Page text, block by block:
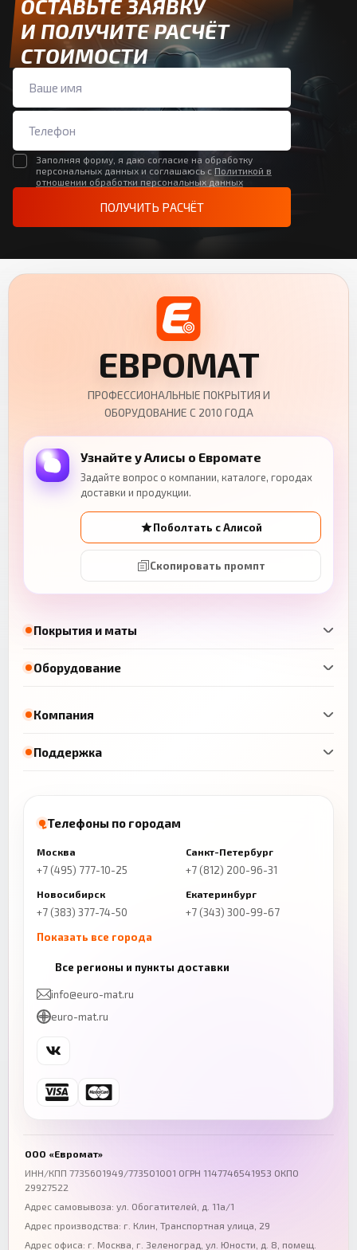
ОСТАВЬТЕ ЗАЯВКУ
И ПОЛУЧИТЕ РАСЧЁТ
СТОИМОСТИ
Заполняя форму, я даю согласие на обработку
персональных данных и соглашаюсь с Политикой в
отношении обработки персональных данных
ПОЛУЧИТЬ РАСЧЁТ
Покрытия и маты
Оборудование
ЕВРОМАТ
ПРОФЕССИОНАЛЬНЫЕ ПОКРЫТИЯ И
ОБОРУДОВАНИЕ С 2010 ГОДА
Узнайте у Алисы о Евромате
Задайте вопрос о компании, каталоге, городах
доставки и продукции.
Поболтать с Алисой
Скопировать промпт
Компания
Поддержка
Телефоны по городам
Москва
+7 (495) 777-10-25
Санкт-Петербург
+7 (812) 200-96-31
Новосибирск
+7 (383) 377-74-50
Екатеринбург
+7 (343) 300-99-67
Показать все города
+7 (843) 206-01-30
Челябинск
+7 (343) 300-99-67
Ростов-на-Дону
+7 (863) 333-50-75
Волгоград
+7 (844) 261-36-12
Омск
Все регионы и пункты доставки
info@euro-mat.ru
euro-mat.ru
ООО «Евромат»
ИНН/КПП 7735601949/773501001 ОГРН 1147746541953 ОКПО
29927522
Адрес самовывоза: ул. Обогатителей, д. 11а/1
Адрес производства: г. Клин, Транспортная улица, 29
Адрес офиса: г. Москва, г. Зеленоград ул. Юности, д. 8, помещ.